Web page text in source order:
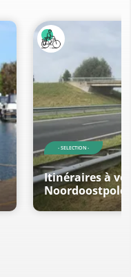
- SELECTION -
Itinéraires à